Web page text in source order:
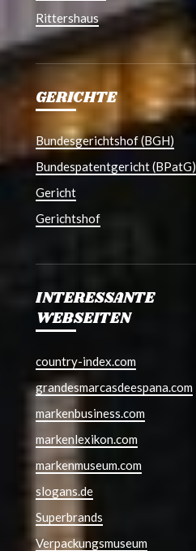
Rittershaus
GERICHTE
Bundesgerichtshof (BGH)
Bundespatentgericht (BPatG)
Gericht
Gerichtshof
INTERESSANTE
WEBSEITEN
country-index.com
grandesmarcasdeespana.com
markenbusiness.com
markenlexikon.com
markenmuseum.com
slogans.de
Superbrands
Verpackungsmuseum